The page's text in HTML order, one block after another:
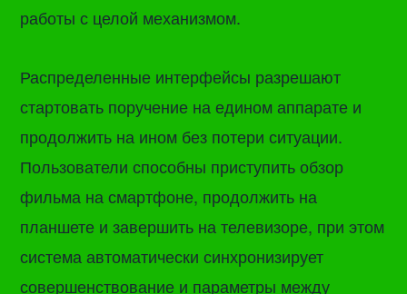
работы с целой механизмом.
Распределенные интерфейсы разрешают
стартовать поручение на едином аппарате и
продолжить на ином без потери ситуации.
Пользователи способны приступить обзор
фильма на смартфоне, продолжить на
планшете и завершить на телевизоре, при этом
система автоматически синхронизирует
совершенствование и параметры между